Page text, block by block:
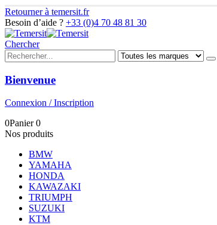
Retourner à temersit.fr
Besoin d’aide ? +33 (0)4 70 48 81 30
Chercher
Bienvenue
Connexion / Inscription
0Panier0
Nos produits
BMW
YAMAHA
HONDA
KAWAZAKI
TRIUMPH
SUZUKI
KTM